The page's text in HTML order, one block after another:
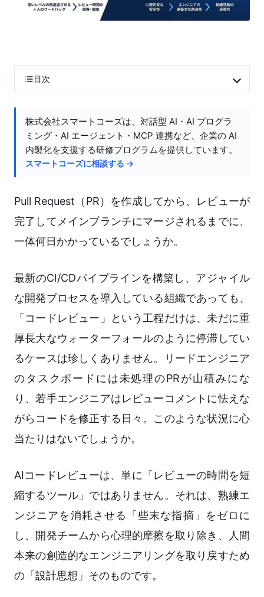
目次
株式会社スマートコーズは、対話型 AI・AI プログラ
ミング・AI エージェント・MCP 連携など、企業の AI
内製化を支援する研修プログラムを提供しています。
スマートコーズに相談する →
Pull Request（PR）を作成してから、レビューが
完了してメインブランチにマージされるまでに、
一体何日かかっているでしょうか。
最新のCI/CDパイプラインを構築し、アジャイル
な開発プロセスを導入している組織であっても、
「コードレビュー」という工程だけは、未だに重
厚長大なウォーターフォールのように停滞してい
るケースは珍しくありません。リードエンジニア
のタスクボードには未処理のPRが山積みにな
り、若手エンジニアはレビューコメントに怯えな
がらコードを修正する日々。このような状況に心
当たりはないでしょうか。
AIコードレビューは、単に「レビューの時間を短
縮するツール」ではありません。それは、熟練エ
ンジニアを消耗させる「些末な指摘」をゼロに
し、開発チームから心理的摩擦を取り除き、人間
本来の創造的なエンジニアリングを取り戻すため
の「設計思想」そのものです。